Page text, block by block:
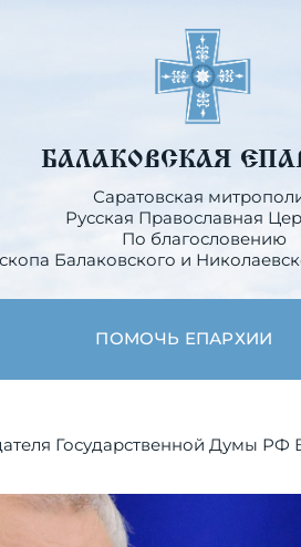
БАЛАКОВСКАЯ
Саратовская
Русская Православная
По благословению
Балаковского и
ПОМОЧЬ ЕПАРХИИ
Государственной Думы